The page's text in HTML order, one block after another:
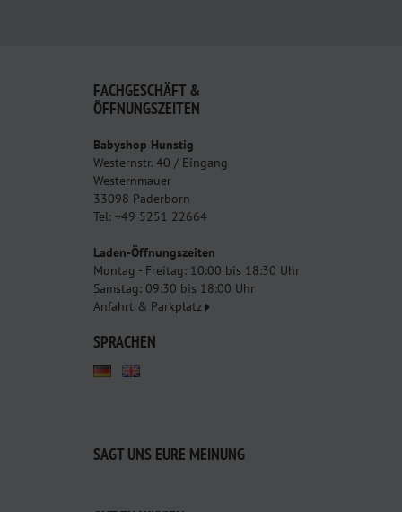
FACHGESCHÄFT &
ÖFFNUNGSZEITEN
Babyshop Hunstig
Westernstr. 40 / Eingang
Westernmauer
33098 Paderborn
Tel: +49 5251 22664
Laden-Öffnungszeiten
Montag - Freitag: 10:00 bis 18:30 Uhr
Samstag: 09:30 bis 18:00 Uhr
Anfahrt & Parkplatz
SPRACHEN
SAGT UNS EURE MEINUNG